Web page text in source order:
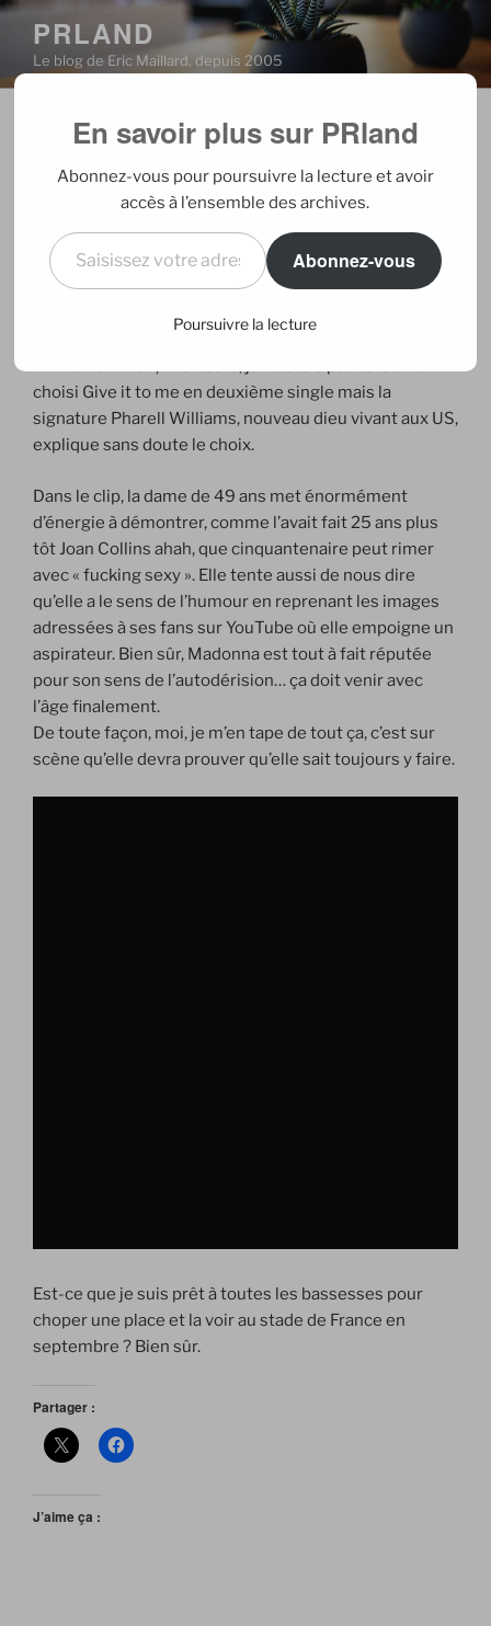
Aller
contenu
principal
PRLAND
Le blog de Eric Maillard, depuis 2005
PUBLIÉ
08/06/2008 PARERIC
Nouveau titre de Madonna : Give it
Après avoir dit des horreurs sur l’album de Veronica
Louise, et après quelques écoutes dans des lieux faits
pour bouger son corps, j’admets qu’il y a 2 ou 3 titres
choisi Give it to me en deuxième single mais la
signature Pharell Williams, nouveau dieu vivant aux US,
explique sans doute le choix.
Dans le clip, la dame de 49 ans met énormément
d’énergie à démontrer, comme l’avait fait 25 ans plus
tôt Joan Collins ahah, que cinquantenaire peut rimer
avec « fucking sexy ». Elle tente aussi de nous dire
qu’elle a le sens de l’humour en reprenant les images
adressées à ses fans sur YouTube où elle empoigne un
aspirateur. Bien sûr, Madonna est tout à fait réputée
pour son sens de l’autodérision… ça doit venir avec
l’âge finalement.
De toute façon, moi, je m’en tape de tout ça, c’est sur
scène qu’elle devra prouver qu’elle sait toujours y faire.
Est-ce que je suis prêt à toutes les bassesses pour
choper une place et la voir au stade de France en
septembre ? Bien sûr.
Partager :
J’aime ça :
En savoir plus sur PRland
Abonnez-vous pour poursuivre la lecture et avoir
accès à l’ensemble des archives.
Saisissez votre adresse e-mail…
Abonnez-vous
Poursuivre la lecture